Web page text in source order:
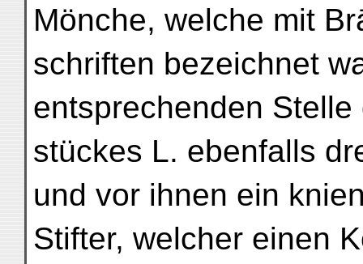
Mönche, welche mit
schriften bezeichnet
entsprechenden Stelle
stückes L. ebenfalls
und vor ihnen ein
Stifter, welcher einen